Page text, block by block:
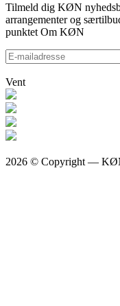
Tilmeld dig KØN
arrangementer og
punktet Om KØN
Vent
2026 © Copyright —